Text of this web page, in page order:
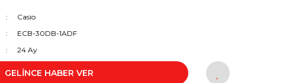
Casio
ECB-30DB-1ADF
24 Ay
GELİNCE HABER VER